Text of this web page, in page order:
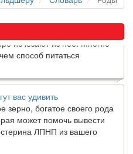
причудливые диеты
исчезают из нее. Многие
способ питаться
вас удивить
богатое своего рода
может помочь вывести
ЛПНП из вашего